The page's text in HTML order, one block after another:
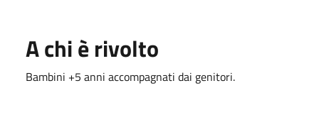
A chi è rivolto
Bambini +5 anni accompagnati dai genitori.